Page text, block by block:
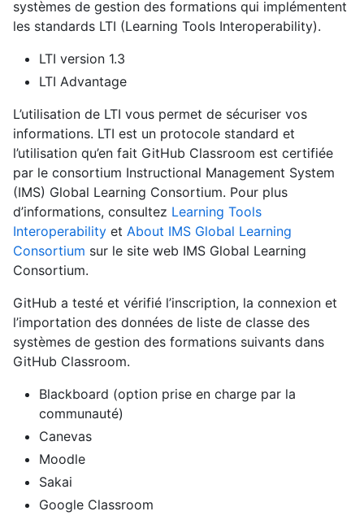
systèmes de gestion des formations qui implémentent
les standards LTI (Learning Tools Interoperability).
LTI version 1.3
LTI Advantage
L’utilisation de LTI vous permet de sécuriser vos
informations. LTI est un protocole standard et
l’utilisation qu’en fait GitHub Classroom est certifiée
par le consortium Instructional Management System
(IMS) Global Learning Consortium. Pour plus
d’informations, consultez Learning Tools
Interoperability et About IMS Global Learning
Consortium sur le site web IMS Global Learning
Consortium.
GitHub a testé et vérifié l’inscription, la connexion et
l’importation des données de liste de classe des
systèmes de gestion des formations suivants dans
GitHub Classroom.
Blackboard (option prise en charge par la
communauté)
Canevas
Moodle
Sakai
Google Classroom